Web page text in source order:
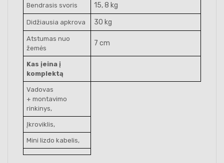
Bendrasis svoris 15, 8 kg
Didžiausia apkrova 30 kg
Atstumas nuo
žemės
7 cm
Kas įeina į
komplektą
Vadovas
+ montavimo
rinkinys,
Įkroviklis,
Mini lizdo kabelis,